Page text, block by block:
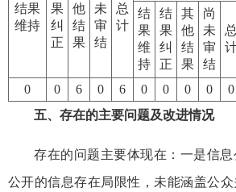
结果
维持
果
纠
正
他
结
果
未
审
结
总
计
结
果
维
持
结
果
纠
正
其
他
结
果
尚
未
审
结
总
0 0 6 0 6 0 0 0 0 0
五、存在的主要问题及改进情况
存在的问题主要体现在：一是信息
公开的信息存在局限性，未能涵盖公